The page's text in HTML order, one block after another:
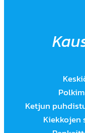
Ketjun
Kiekkojen